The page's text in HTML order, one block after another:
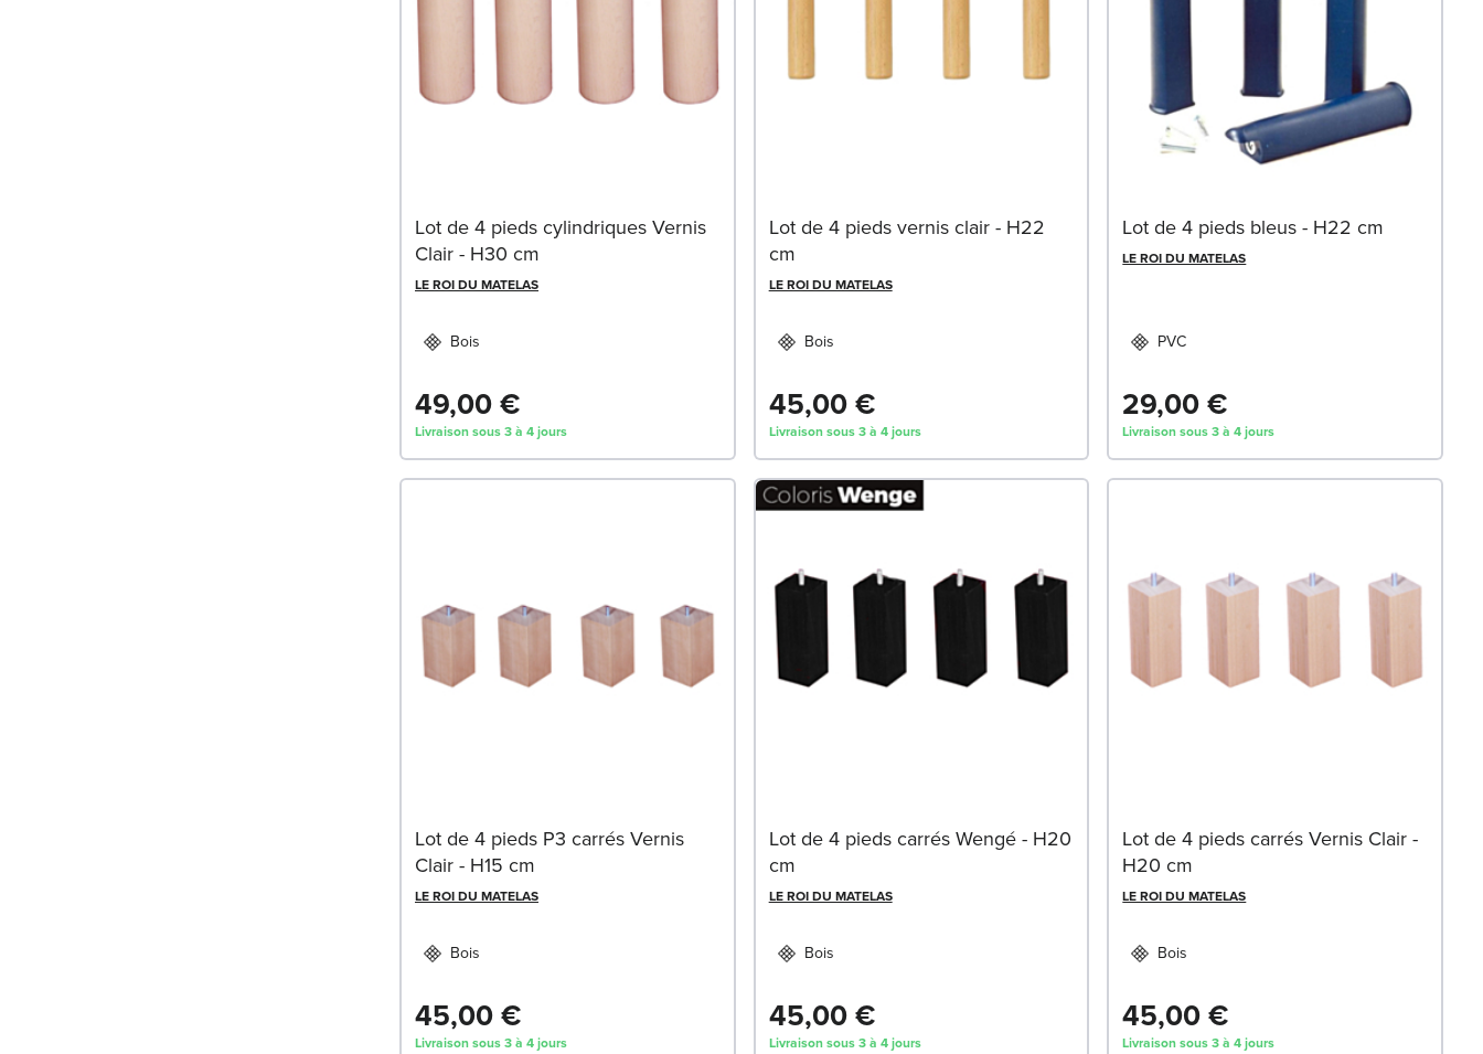
Lot de 4 pieds cylindriques Vernis
Clair - H30 cm
LE ROI DU MATELAS
Bois
49,00 €
Livraison sous 3 à 4 jours
Lot de 4 pieds vernis clair - H22
cm
LE ROI DU MATELAS
Bois
45,00 €
Livraison sous 3 à 4 jours
Lot de 4 pieds bleus - H22 cm
LE ROI DU MATELAS
PVC
29,00 €
Livraison sous 3 à 4 jours
Lot de 4 pieds P3 carrés Vernis
Clair - H15 cm
LE ROI DU MATELAS
Bois
45,00 €
Livraison sous 3 à 4 jours
Lot de 4 pieds carrés Wengé - H20
cm
LE ROI DU MATELAS
Bois
45,00 €
Livraison sous 3 à 4 jours
Lot de 4 pieds carrés Vernis Clair -
H20 cm
LE ROI DU MATELAS
Bois
45,00 €
Livraison sous 3 à 4 jours